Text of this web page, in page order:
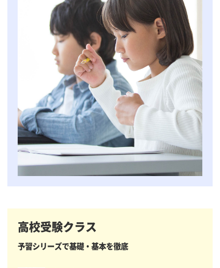
高校受験クラス
予習シリーズで基礎・基本を徹底